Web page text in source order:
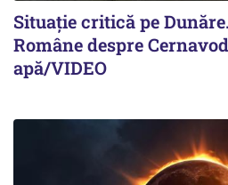
Situație critică pe
Române despre
apă/VIDEO